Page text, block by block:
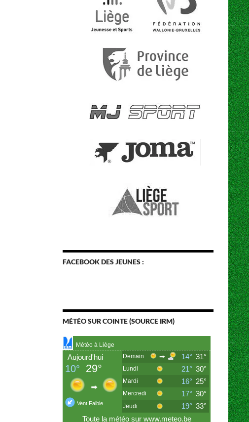
FACEBOOK DES JEUNES :
MÉTÉO SUR COINTE (SOURCE IRM)